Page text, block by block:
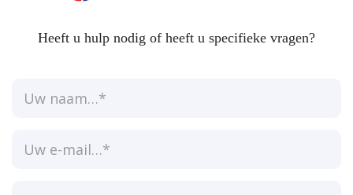
Heeft u hulp nodig of heeft u specifieke vragen?